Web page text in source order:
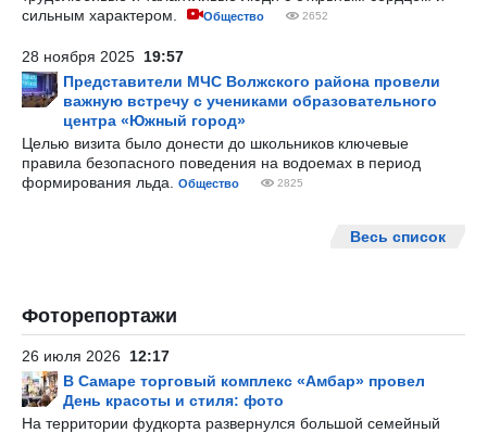
сильным характером.
Общество 2652
28 ноября 2025 19:57
Представители МЧС Волжского района провели
важную встречу с учениками образовательного
центра «Южный город»
Целью визита было донести до школьников ключевые
правила безопасного поведения на водоемах в период
формирования льда.
Общество 2825
Весь список
Фоторепортажи
26 июля 2026 12:17
В Самаре торговый комплекс «Амбар» провел
День красоты и стиля: фото
На территории фудкорта развернулся большой семейный